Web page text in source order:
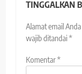
TINGGALKAN
Alamat email
wajib ditandai*
Komentar*